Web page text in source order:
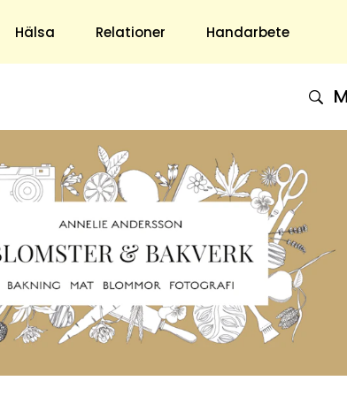
Hälsa Relationer Handarbete
Underhållning
Nöje
TV
Horoskop
Om Oss & Kontakt
Tidningar Hos
Nyhetsbrev
Om Cookies
Integritetspolicy
Skapa Konto
Hantera